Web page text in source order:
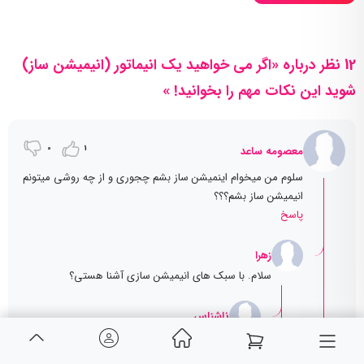
12 نظر درباره «اگر می خواهید یک انیماتور (انیمیشن ساز)
شوید این نکات مهم را بخوانید! »
معصومه ساعد 1
0
سلوم من میخوام اینمیشن ساز بشم چجوری و از چه روشی میتونم
انیمیشن ساز بشم؟؟؟
پاسخ
زهرا
سلام. با سبک های انیمیشن سازی آشنا هستی؟
ناشناس
منم میخوام انیماتور بشم استعدادشو دارم خلاقیت